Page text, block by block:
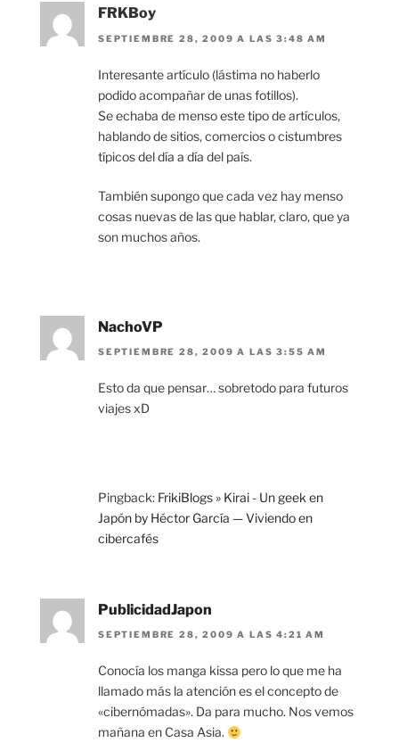
FRKBoy
SEPTIEMBRE 28, 2009 A LAS 3:48 AM
Interesante artículo (lástima no haberlo
podido acompañar de unas fotillos).
Se echaba de menso este tipo de artículos,
hablando de sitios, comercios o cistumbres
típicos del día a día del país.
También supongo que cada vez hay menso
cosas nuevas de las que hablar, claro, que ya
son muchos años.
NachoVP
SEPTIEMBRE 28, 2009 A LAS 3:55 AM
Esto da que pensar… sobretodo para futuros
viajes xD
Pingback: FrikiBlogs » Kirai - Un geek en
Japón by Héctor García — Viviendo en
cibercafés
PublicidadJapon
SEPTIEMBRE 28, 2009 A LAS 4:21 AM
Conocía los manga kissa pero lo que me ha
llamado más la atención es el concepto de
«cibernómadas». Da para mucho. Nos vemos
mañana en Casa Asia.